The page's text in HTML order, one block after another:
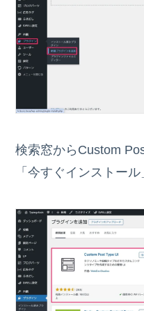
検索窓からCustom
「今すぐインストー